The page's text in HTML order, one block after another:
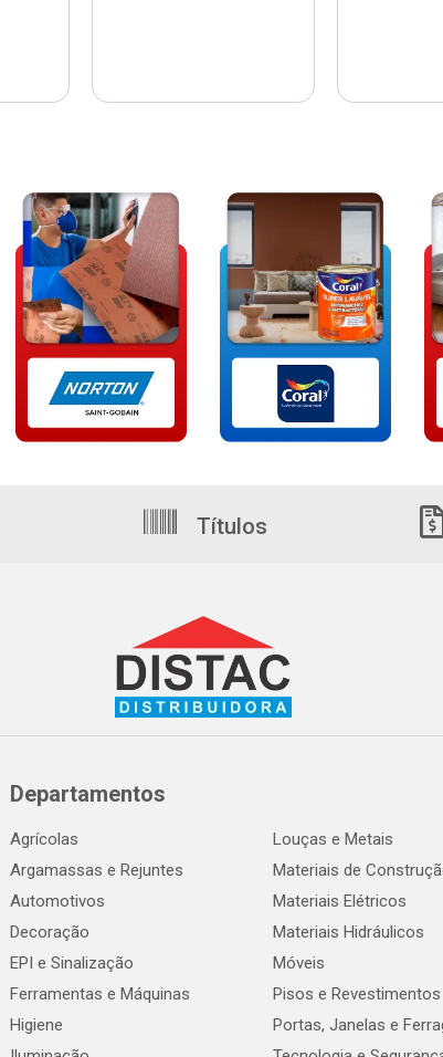
Títulos
Departamentos
Agrícolas
Argamassas e Rejuntes
Automotivos
Decoração
EPI e Sinalização
Ferramentas e Máquinas
Higiene
Louças e Metais
Materiais de
Materiais Elétricos
Materiais Hidráulicos
Móveis
Pisos e Revestimentos
Portas, Janelas e